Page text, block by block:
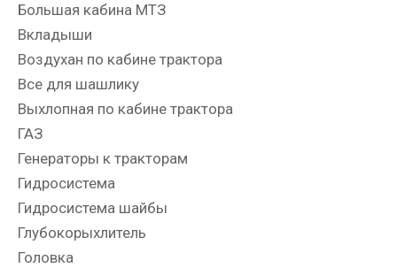
Большая кабина МТЗ
Вкладыши
Воздухан по кабине трактора
Все для шашлику
Выхлопная по кабине трактора
ГАЗ
Генераторы к тракторам
Гидросистема
Гидросистема шайбы
Глубокорыхлитель
Головка